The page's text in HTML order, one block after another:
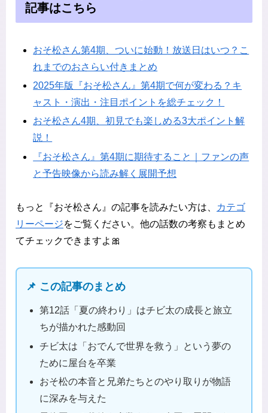
記事はこちら
おそ松さん第4期、ついに始動！放送日はいつ？こ
れまでのおさらい付きまとめ
2025年版『おそ松さん』第4期で何が変わる？キ
ャスト・演出・注目ポイントを総チェック！
おそ松さん4期、初見でも楽しめる3大ポイント解
説！
『おそ松さん』第4期に期待すること｜ファンの声
と予告映像から読み解く展開予想
もっと『おそ松さん』の記事を読みたい方は、
カテゴ
リーページをご覧ください。他の話数の考察もまとめ
てチェックできますよ🎀
📌 この記事のまとめ
第12話「夏の終わり」はチビ太の成長と旅立
ちが描かれた感動回
チビ太は「おでんで世界を救う」という夢の
ために屋台を卒業
おそ松の本音と兄弟たちとのやり取りが物語
に深みを与えた